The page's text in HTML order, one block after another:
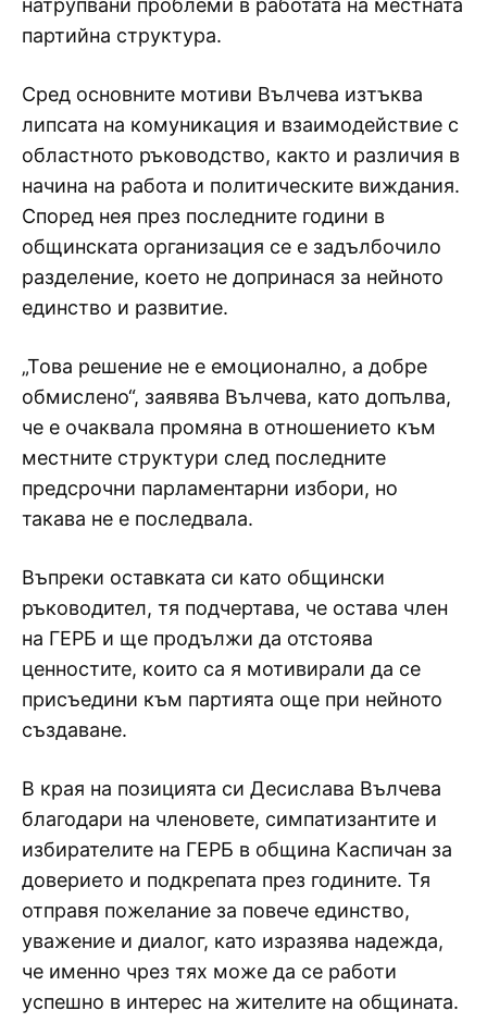
натрупвани проблеми в работата на местната
партийна структура.
Сред основните мотиви Вълчева изтъква
липсата на комуникация и взаимодействие с
областното ръководство, както и различия в
начина на работа и политическите виждания.
Според нея през последните години в
общинската организация се е задълбочило
разделение, което не допринася за нейното
единство и развитие.
„Това решение не е емоционално, а добре
обмислено“, заявява Вълчева, като допълва,
че е очаквала промяна в отношението към
местните структури след последните
предсрочни парламентарни избори, но
такава не е последвала.
Въпреки оставката си като общински
ръководител, тя подчертава, че остава член
на ГЕРБ и ще продължи да отстоява
ценностите, които са я мотивирали да се
присъедини към партията още при нейното
създаване.
В края на позицията си Десислава Вълчева
благодари на членовете, симпатизантите и
избирателите на ГЕРБ в община Каспичан за
доверието и подкрепата през годините. Тя
отправя пожелание за повече единство,
уважение и диалог, като изразява надежда,
че именно чрез тях може да се работи
успешно в интерес на жителите на общината.